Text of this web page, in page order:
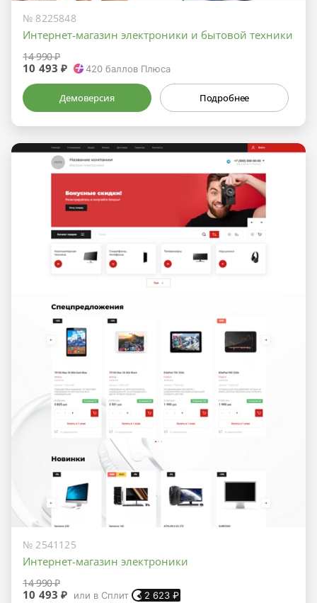
№ 8225848
Интернет-магазин электроники и бытовой техники
14 990 ₽
10 493 ₽ 420баллов Плюса
Демоверсия Подробнее
№ 2541125
Интернет-магазин электроники
14 990 ₽
10 493 ₽ или в Сплит 2 623₽